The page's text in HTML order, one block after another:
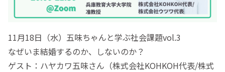
11月18日（水）五味ちゃんと学ぶ社会課題vol.3
なぜいま結婚するのか、しないのか？
ゲスト：ハヤカワ五味さん（株式会社KOHKOH代表/株式